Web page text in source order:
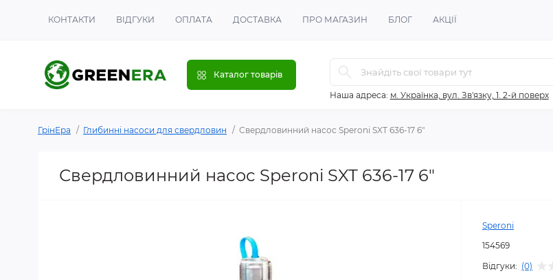
КОНТАКТИ ВІДГУКИ ОПЛАТА ДОСТАВКА ПРО МАГАЗИН БЛОГ АКЦІЇ
Каталог товарів
Наша адреса: м. Українка, вул. Зв'язку, 1. 2-й поверх
ГрінЕра Глибинні насоси для свердловин Свердловинний насос Speroni SXT 636-17 6"
Свердловинний насос Speroni SXT 636-17 6"
Speroni
154569
Відгуки: (0)